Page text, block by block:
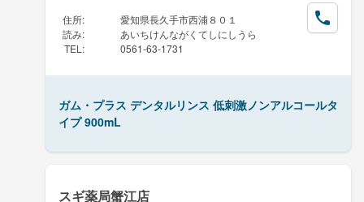
住所:
愛知県長久手市西浦８０１
読み:
あいちけんながくてしにしうら
TEL : 0561-63-1731
ガム・プラス デンタルリンス 低刺激ノンアルコールタ
イプ 900mL
スギ薬局蟹江店